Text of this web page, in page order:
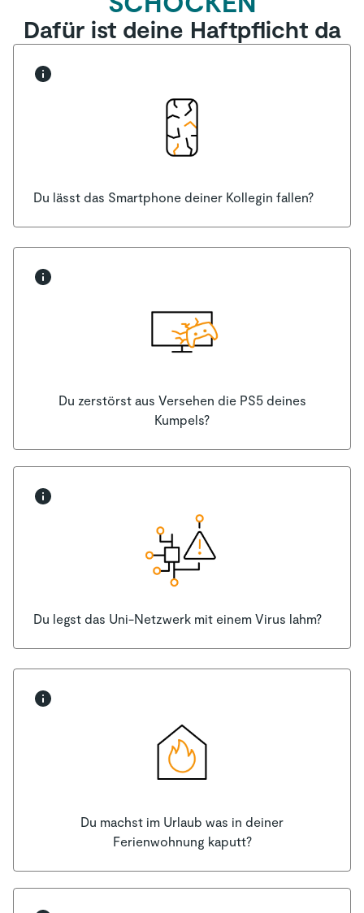
Dafür ist deine Haftpflicht da
Du lässt das Smartphone deiner Kollegin fallen?
Du zerstörst aus Versehen die PS5 deines
Kumpels?
Du legst das Uni-Netzwerk mit einem Virus lahm?
Du machst im Urlaub was in deiner
Ferienwohnung kaputt?